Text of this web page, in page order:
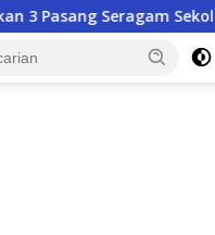
untuk Murid Baru SD dan